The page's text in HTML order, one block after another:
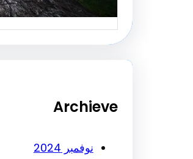
Archieve
نوفمبر 2024